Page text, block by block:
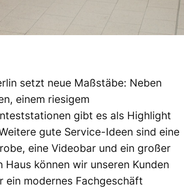
setzt neue Maßstäbe: Neben
einem riesigem
gibt es als Highlight
gute Service-Ideen sind eine
eine Videobar und ein großer
können wir unseren Kunden
ein modernes Fachgeschäft